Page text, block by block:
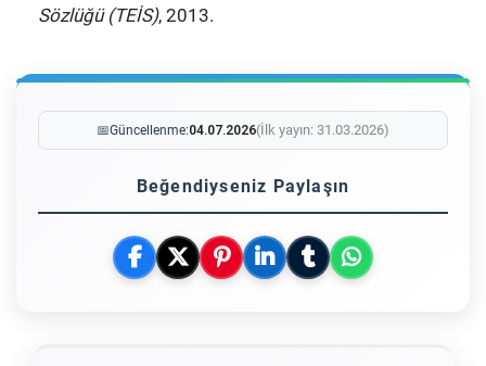
Sözlüğü (TEİS), 2013.
📅Güncellenme:04.07.2026(İlk yayın: 31.03.2026)
Beğendiyseniz Paylaşın